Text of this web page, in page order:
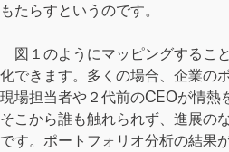
もたらすというのです。
図１のようにマッピングするこ
化できます。多くの場合、企業の
現場担当者や２代前のCEOが情熱
そこから誰も触れられず、進展の
です。ポートフォリオ分析の結果